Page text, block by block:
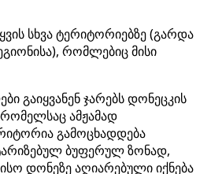
სხვა ტერიტორიებზე (გარდა
რომლებიც მისი
ჯარებს დონეცკის
ამჟამად
გამოცხადდება
ბუფერულ ზონად,
დონეზე აღიარებული იქნება